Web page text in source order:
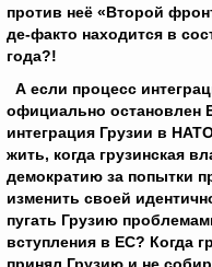
против неё «Второй
де-факто находится в
года?!
А если процесс
официально остановлен
интеграция Грузии в
жить, когда грузинская
демократию за попытки
изменить своей
пугать Грузию
вступления в ЕС? Когда